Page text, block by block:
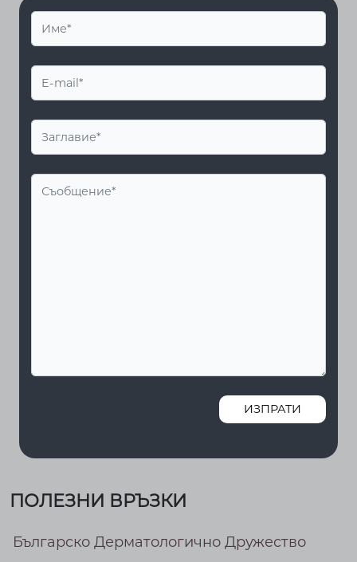
ИЗПРАТИ
ПОЛЕЗНИ ВРЪЗКИ
Българско Дерматологично Дружество